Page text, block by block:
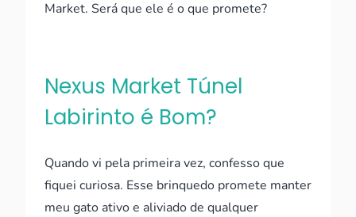
Market. Será que ele é o que promete?
Nexus Market Túnel
Labirinto é Bom?
Quando vi pela primeira vez, confesso que
fiquei curiosa. Esse brinquedo promete manter
meu gato ativo e aliviado de qualquer